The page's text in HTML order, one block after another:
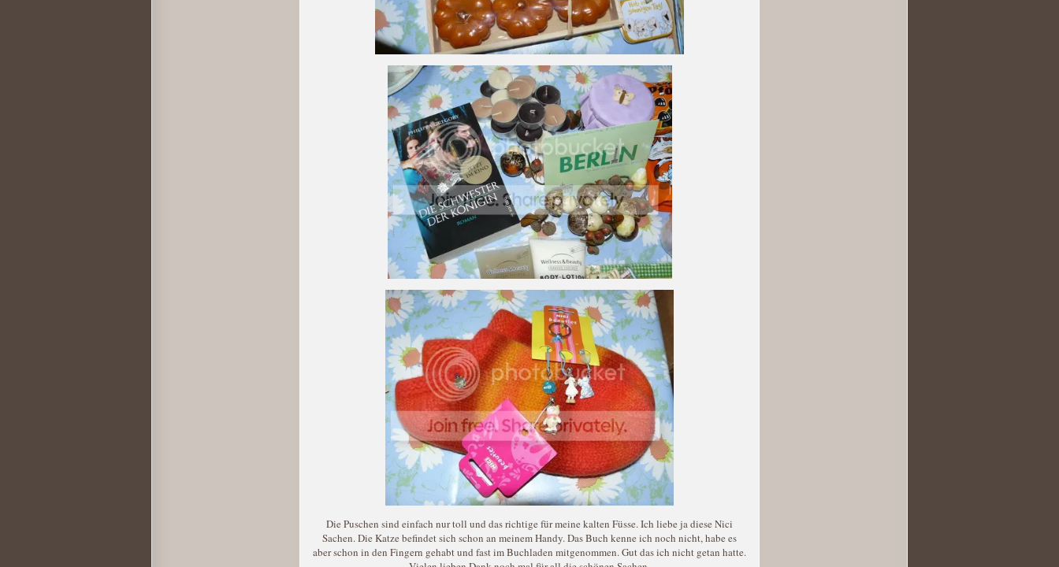
Die Puschen sind einfach nur toll und das richtige für meine kalten Füsse. Ich liebe ja diese Nici
Sachen. Die Katze befindet sich schon an meinem Handy. Das Buch kenne ich noch nicht, habe es
aber schon in den Fingern gehabt und fast im Buchladen mitgenommen. Gut das ich nicht getan hatte.